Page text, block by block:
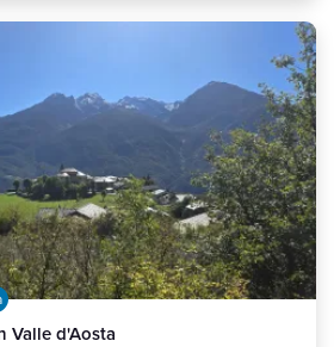
Valle d'Aosta